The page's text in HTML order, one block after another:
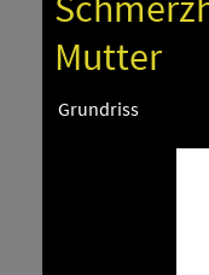
Mutter
Grundriss